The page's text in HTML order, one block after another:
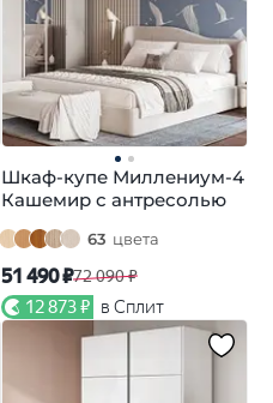
Шкаф-купе Миллениум-4
Кашемир с антресолью
63 цвета
51 490 ₽72 090 ₽
12 873 ₽ в Сплит